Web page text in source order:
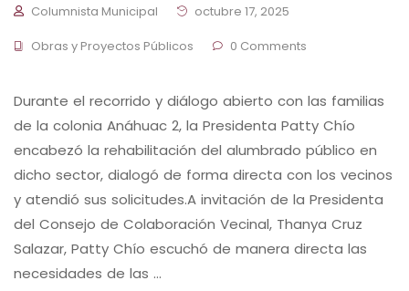
Columnista Municipal
octubre 17, 2025
Obras y Proyectos Públicos
0 Comments
Durante el recorrido y diálogo abierto con las familias
de la colonia Anáhuac 2, la Presidenta Patty Chío
encabezó la rehabilitación del alumbrado público en
dicho sector, dialogó de forma directa con los vecinos
y atendió sus solicitudes.A invitación de la Presidenta
del Consejo de Colaboración Vecinal, Thanya Cruz
Salazar, Patty Chío escuchó de manera directa las
necesidades de las …